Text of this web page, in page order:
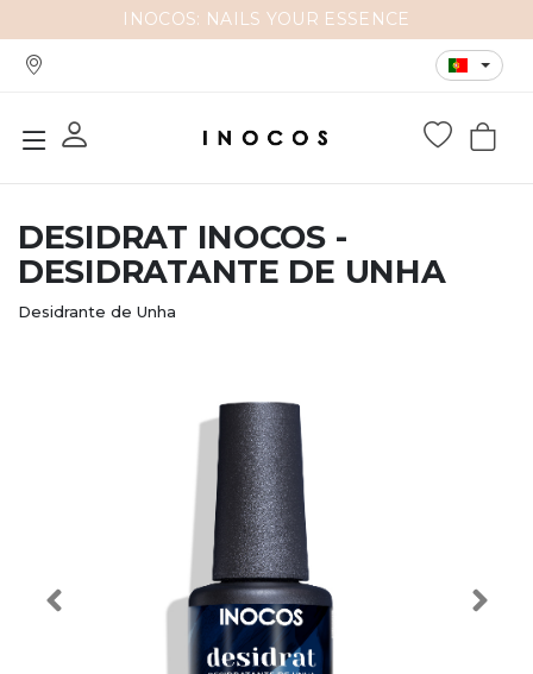
INOCOS: NAILS YOUR ESSENCE
DESIDRAT INOCOS -
DESIDRATANTE DE UNHA
Desidrante de Unha